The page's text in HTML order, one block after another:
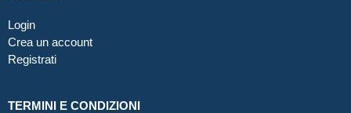
Login
Crea un account
Registrati
TERMINI E CONDIZIONI